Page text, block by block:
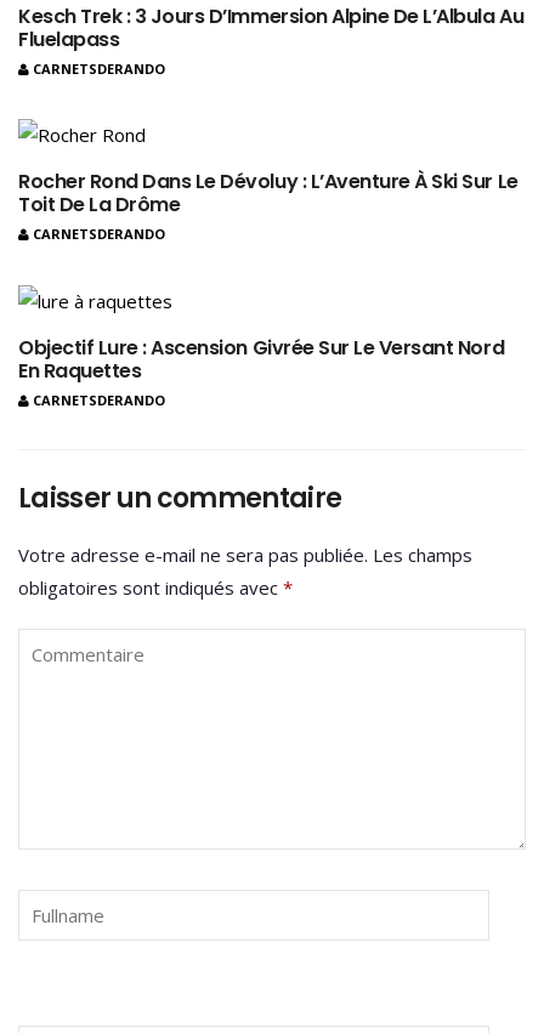
Kesch Trek : 3 Jours D’Immersion Alpine De L’Albula Au
Fluelapass
CARNETSDERANDO
Rocher Rond Dans Le Dévoluy : L’Aventure À Ski Sur Le
Toit De La Drôme
CARNETSDERANDO
Objectif Lure : Ascension Givrée Sur Le Versant Nord
En Raquettes
CARNETSDERANDO
Laisser un commentaire
Votre adresse e-mail ne sera pas publiée. Les champs
obligatoires sont indiqués avec *